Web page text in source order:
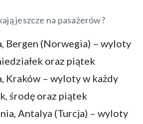
jeszcze na pasażerów?
Bergen (Norwegia) – wyloty
oraz piątek
Kraków – wyloty w każdy
środę oraz piątek
Antalya (Turcja) – wyloty